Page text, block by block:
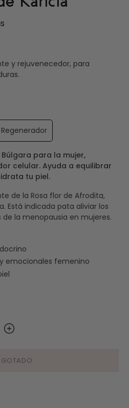
y rejuvenecedor, para
Regenerador
para la mujer,
celular. Ayuda a equilibrar
tu piel.
de la Rosa flor de Afrodita,
Está indicada pata aliviar los
la menopausia en mujeres.
emocionales femenino